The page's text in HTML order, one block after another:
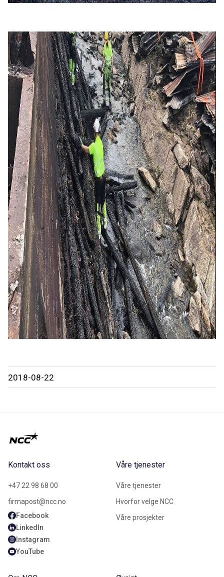
2018-08-22
Kontakt oss
+47 22 98 68 00
firmapost@ncc.no
Facebook
LinkedIn
Instagram
YouTube
Våre tjenester
Våre tjenester
Hvorfor velge NCC
Våre prosjekter